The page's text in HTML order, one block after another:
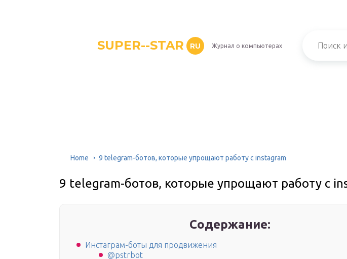
SUPER--STAR RU Журнал о компьютерах
Home 9 telegram-ботов, которые упрощают работу с instagram
9 telegram-ботов, которые упрощают работу с
Содержание:
Инстаграм-боты для продвижения
@pstrbot